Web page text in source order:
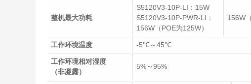
整机最大功耗
S5120V3-10P-LI：15W
S5120V3-10P-PWR-LI：
156W（POE为125W）
156W
工作环境温度 -5℃～45℃
工作环境相对湿度
（非凝露）
5%～95%